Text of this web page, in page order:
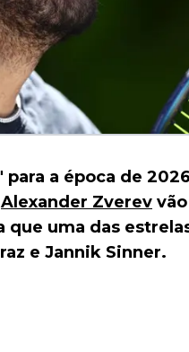
a época de
Alexander Zverev
que uma das
e Jannik Sinner.